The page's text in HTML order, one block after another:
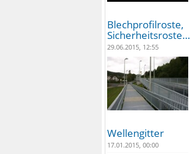
Blechprofilroste,
Sicherheitsroste…
29.06.2015, 12:55
Wellengitter
17.01.2015, 00:00